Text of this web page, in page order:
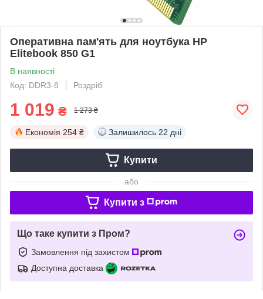
Оперативна пам'ять для ноутбука HP
Elitebook 850 G1
В наявності
Код: DDR3-8
Роздріб
1 019 ₴ 1 273 ₴
Економія 254 ₴ Залишилось 22 дні
Купити
або
Купити з
Що таке купити з Пром?
Замовлення під захистом
Доступна доставка